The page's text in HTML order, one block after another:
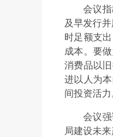
会议
及早发行
时足额支
成本。要
消费品以
进以人为
间投资活力
会议
局建设未